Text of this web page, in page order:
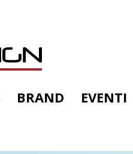
BRAND EVENTI